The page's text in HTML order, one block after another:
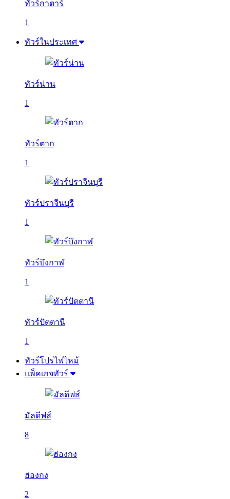
ทัวร์กาตาร์
1
ทัวร์ในประเทศ
ทัวร์น่าน
1
ทัวร์ตาก
1
ทัวร์ปราจีนบุรี
1
ทัวร์บึงกาฬ
1
ทัวร์ปัตตานี
1
ทัวร์โปรไฟไหม้
แพ็คเกจทัวร์
มัลดีฟส์
8
ฮ่องกง
2